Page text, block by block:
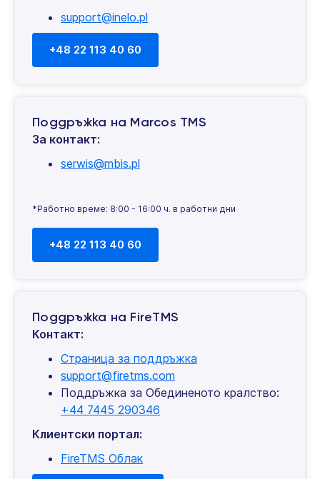
support@inelo.pl
+48 22 113 40 60
Поддръжка на Marcos TMS
За контакт:
serwis@mbis.pl
*Работно време: 8:00 - 16:00 ч. в работни дни
+48 22 113 40 60
Поддръжка на FireTMS
Контакт:
Страница за поддръжка
support@firetms.com
Поддръжка за Обединеното кралство:
+44 7445 290346
Клиентски портал:
FireTMS Облак